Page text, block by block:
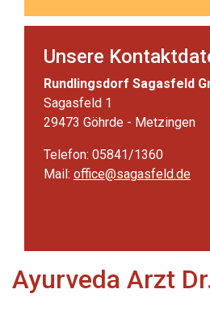
Unsere
Rundlingsdorf Sagasfeld
Sagasfeld 1
29473 Göhrde - Metzingen
Telefon: 05841/1360
Mail: office@sagasfeld.de
Ayurveda Arzt